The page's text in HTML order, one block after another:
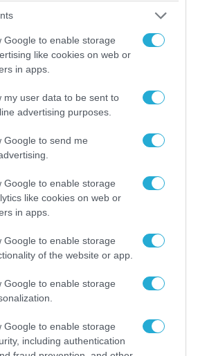
Google to enable storage
like cookies on web or
in apps.
my user data to be sent to
advertising purposes.
Google to send me
Google to enable storage
like cookies on web or
in apps.
Google to enable storage
of the website or app.
Google to enable storage
Google to enable storage
including authentication
Η «αιχμηρή» ανάρτηση
τατουάζ (φωτο)